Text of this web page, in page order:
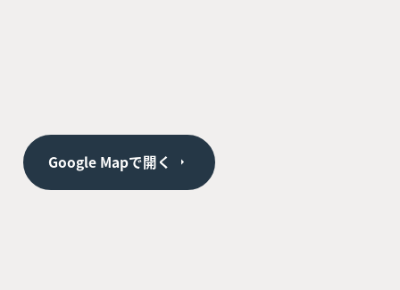
Google Mapで開く